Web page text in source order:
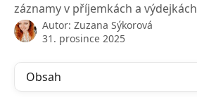
záznamy v příjemkách a výdejkách
Autor: Zuzana Sýkorová
31. prosince 2025
Obsah